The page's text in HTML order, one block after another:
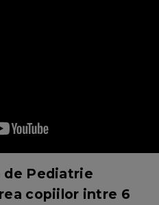
de Pediatrie
copiilor intre 6